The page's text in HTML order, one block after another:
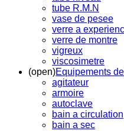
tube R.M.N
vase de pesee
verre a
verre de montre
vigreux
viscosimetre
(open)Equipements
agitateur
armoire
autoclave
bain a circulation
bain a sec